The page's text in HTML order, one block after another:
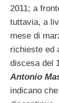
2011; a
tuttavia, a
mese di
richieste ed
discesa del
Antonio
indicano